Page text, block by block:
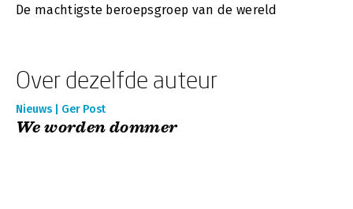
De machtigste beroepsgroep van de wereld
Over dezelfde auteur
Nieuws | Ger Post
We worden dommer